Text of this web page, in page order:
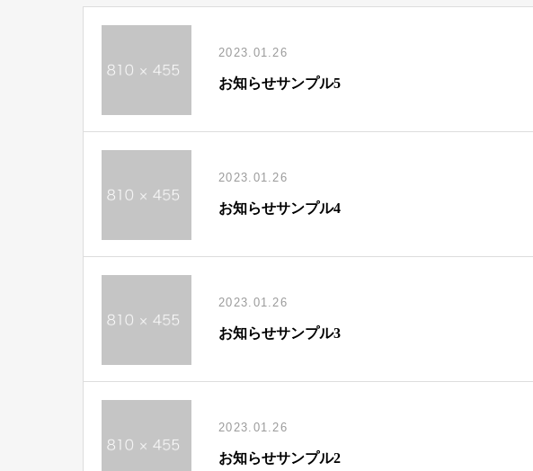
2023.01.26
お知らせサンプル5
2023.01.26
お知らせサンプル4
2023.01.26
お知らせサンプル3
2023.01.26
お知らせサンプル2